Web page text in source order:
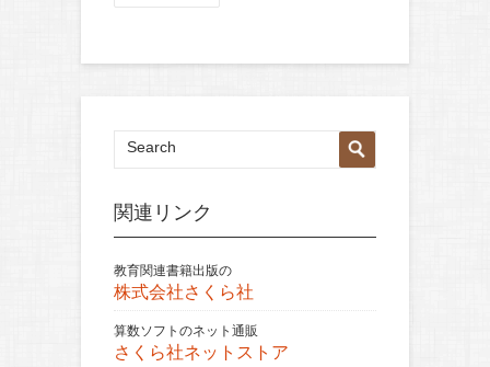
関連リンク
教育関連書籍出版の
株式会社さくら社
算数ソフトのネット通販
さくら社ネットストア